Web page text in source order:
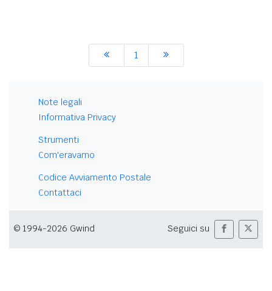
1
Note legali
Informativa Privacy
Strumenti
Com'eravamo
Codice Avviamento Postale
Contattaci
© 1994-2026 Gwind Seguici su